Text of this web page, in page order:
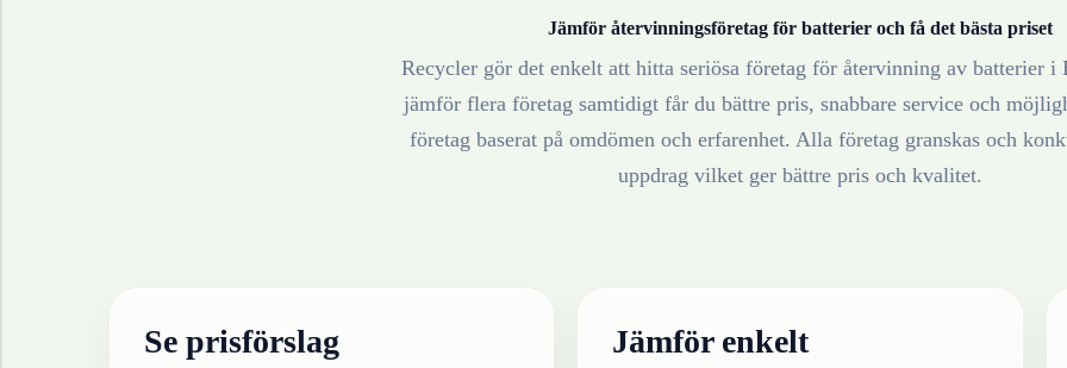
Jämför återvinningsföretag för batterier och få det bästa priset
Recycler gör det enkelt att hitta seriösa företag för återvinning av batterier i
jämför flera företag samtidigt får du bättre pris, snabbare service och
företag baserat på omdömen och erfarenhet. Alla företag granskas och
uppdrag vilket ger bättre pris och kvalitet.
Se prisförslag Jämför enkelt